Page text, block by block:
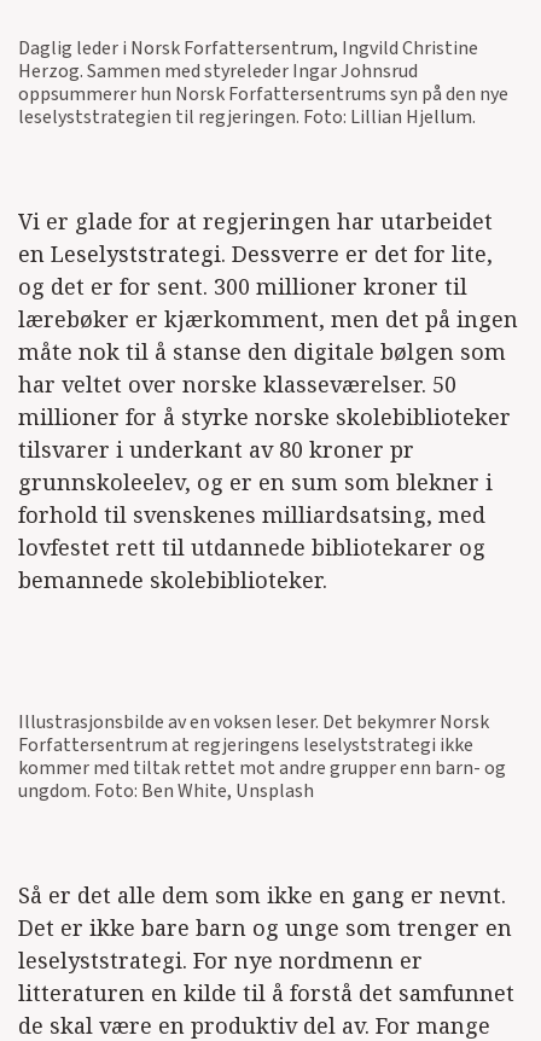
Daglig leder i Norsk Forfattersentrum, Ingvild Christine
Herzog. Sammen med styreleder Ingar Johnsrud
oppsummerer hun Norsk Forfattersentrums syn på den nye
leselyststrategien til regjeringen. Foto: Lillian Hjellum.
Vi er glade for at regjeringen har utarbeidet
en Leselyststrategi. Dessverre er det for lite,
og det er for sent. 300 millioner kroner til
lærebøker er kjærkomment, men det på ingen
måte nok til å stanse den digitale bølgen som
har veltet over norske klasseværelser. 50
millioner for å styrke norske skolebiblioteker
tilsvarer i underkant av 80 kroner pr
grunnskoleelev, og er en sum som blekner i
forhold til svenskenes milliardsatsing, med
lovfestet rett til utdannede bibliotekarer og
bemannede skolebiblioteker.
Illustrasjonsbilde av en voksen leser. Det bekymrer Norsk
Forfattersentrum at regjeringens leselyststrategi ikke
kommer med tiltak rettet mot andre grupper enn barn- og
ungdom. Foto: Ben White, Unsplash
Så er det alle dem som ikke en gang er nevnt.
Det er ikke bare barn og unge som trenger en
leselyststrategi. For nye nordmenn er
litteraturen en kilde til å forstå det samfunnet
de skal være en produktiv del av. For mange